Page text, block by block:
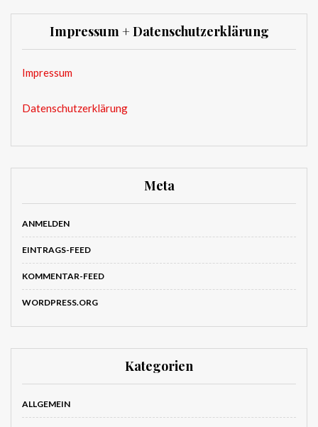
Impressum + Datenschutzerklärung
Impressum
Datenschutzerklärung
Meta
ANMELDEN
EINTRAGS-FEED
KOMMENTAR-FEED
WORDPRESS.ORG
Kategorien
ALLGEMEIN